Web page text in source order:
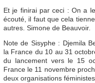
Et je finirai par ceci : On a
écouté, il faut que cela
autres. Simone de Beauvoir.
Note de Sisyphe : Djemila
la France du 10 au 31
du lancement vers le 15
France le 11 novembre
deux organisations